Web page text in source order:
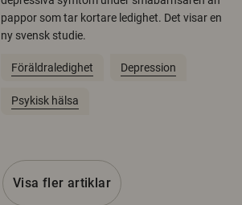
pappor som tar kortare ledighet. Det visar en
ny svensk studie.
Föräldraledighet Depression
Psykisk hälsa
Visa fler artiklar